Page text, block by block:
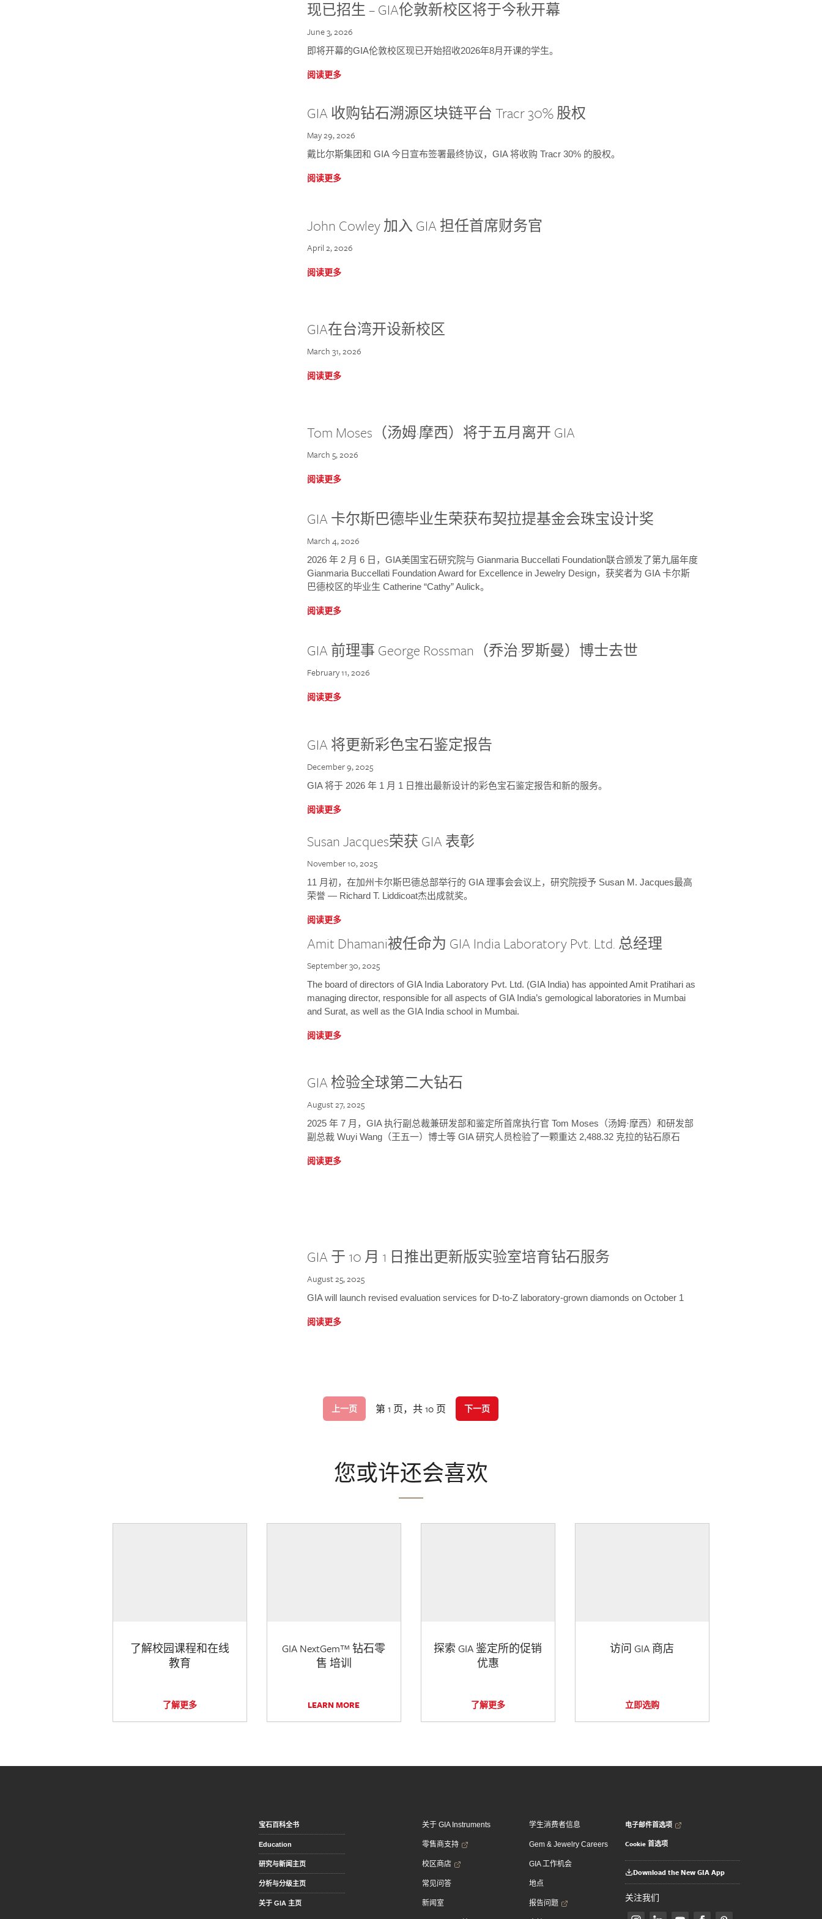
现已招生 – GIA伦敦新校区将于今秋开幕
June 3, 2026
即将开幕的GIA伦敦校区现已开始招收2026年8月开课的学生。
阅读更多
GIA 收购钻石溯源区块链平台 Tracr 30% 股权
May 29, 2026
戴比尔斯集团和 GIA 今日宣布签署最终协议，GIA 将收购 Tracr 30% 的股权。
阅读更多
John Cowley 加入 GIA 担任首席财务官
April 2, 2026
阅读更多
GIA在台湾开设新校区
March 31, 2026
阅读更多
Tom Moses（汤姆·摩西）将于五月离开 GIA
March 5, 2026
阅读更多
GIA 卡尔斯巴德毕业生荣获布契拉提基金会珠宝设计奖
March 4, 2026
2026 年 2 月 6 日，GIA美国宝石研究院与 Gianmaria Buccellati Foundation联合颁发了第九届年度
Gianmaria Buccellati Foundation Award for Excellence in Jewelry Design，获奖者为 GIA 卡尔斯
巴德校区的毕业生 Catherine “Cathy” Aulick。
阅读更多
GIA 前理事 George Rossman（乔治·罗斯曼）博士去世
February 11, 2026
阅读更多
GIA 将更新彩色宝石鉴定报告
December 9, 2025
GIA 将于 2026 年 1 月 1 日推出最新设计的彩色宝石鉴定报告和新的服务。
阅读更多
Susan Jacques荣获 GIA 表彰
November 10, 2025
11 月初，在加州卡尔斯巴德总部举行的 GIA 理事会会议上，研究院授予 Susan M. Jacques最高
荣誉 — Richard T. Liddicoat杰出成就奖。
阅读更多
Amit Dhamani被任命为 GIA India Laboratory Pvt. Ltd. 总经理
September 30, 2025
The board of directors of GIA India Laboratory Pvt. Ltd. (GIA India) has appointed Amit Pratihari as
managing director, responsible for all aspects of GIA India’s gemological laboratories in Mumbai
and Surat, as well as the GIA India school in Mumbai.
阅读更多
GIA 检验全球第二大钻石
August 27, 2025
2025 年 7 月，GIA 执行副总裁兼研发部和鉴定所首席执行官 Tom Moses（汤姆·摩西）和研发部
副总裁 Wuyi Wang（王五一）博士等 GIA 研究人员检验了一颗重达 2,488.32 克拉的钻石原石
阅读更多
GIA 于 10 月 1 日推出更新版实验室培育钻石服务
August 25, 2025
GIA will launch revised evaluation services for D-to-Z laboratory-grown diamonds on October 1
阅读更多
上一页 第 1 页，共 10 页 下一页
您或许还会喜欢
了解校园课程和在线
教育
了解更多
GIA NextGem™ 钻石零
售 培训
LEARN MORE
探索 GIA 鉴定所的促销
优惠
了解更多
访问 GIA 商店
立即选购
宝石百科全书
Education
研究与新闻主页
分析与分级主页
关于 GIA 主页
关于 GIA Instruments
零售商支持
校区商店
常见问答
新闻室
学生消费者信息
Gem & Jewelry Careers
GIA 工作机会
地点
报告问题
电子邮件首选项
Cookie 首选项
Download the New GIA App
关注我们